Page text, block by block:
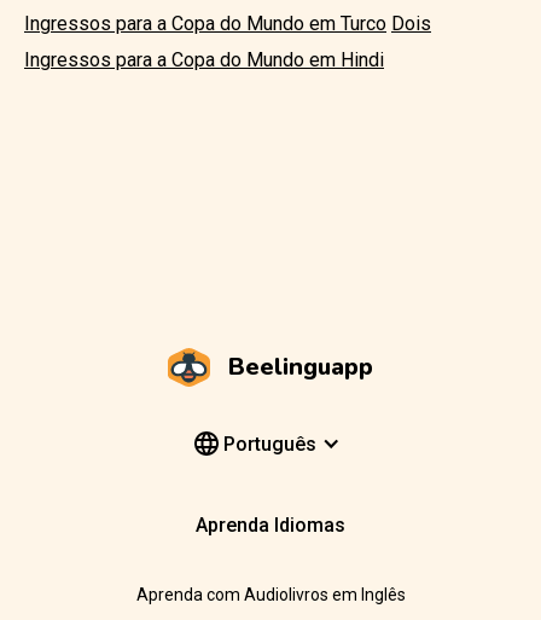
Ingressos para a Copa do Mundo em Turco Dois
Ingressos para a Copa do Mundo em Hindi
Beelinguapp
Português
Aprenda Idiomas
Aprenda com Audiolivros em Inglês